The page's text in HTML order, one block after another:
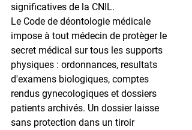
significatives de la CNIL.
Le Code de déontologie médicale
impose à tout médecin de protèger le
secret médical sur tous les supports
physiques : ordonnances, resultats
d'examens biologiques, comptes
rendus gynecologiques et dossiers
patients archivés. Un dossier laisse
sans protection dans un tiroir